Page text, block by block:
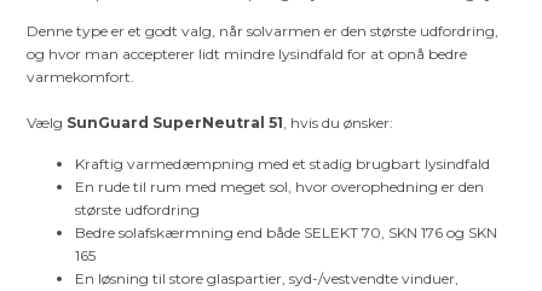
Denne type er et godt valg, når solvarmen er den største udfordring,
og hvor man accepterer lidt mindre lysindfald for at opnå bedre
varmekomfort.
Vælg SunGuard SuperNeutral 51, hvis du ønsker:
Kraftig varmedæmpning med et stadig brugbart lysindfald
En rude til rum med meget sol, hvor overophedning er den
største udfordring
Bedre solafskærmning end både SELEKT 70, SKN 176 og SKN
165
En løsning til store glaspartier, syd-/vestvendte vinduer,